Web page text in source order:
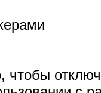
чтобы